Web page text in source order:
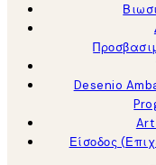
Desenio
Art
Είσοδος